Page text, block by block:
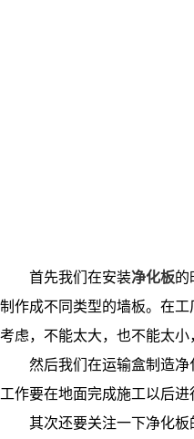
首先我们在安装净化板的
制作成不同类型的墙板。在
考虑，不能太大，也不能太小
然后我们在运输盒制造
工作要在地面完成施工以后进
其次还要关注一下净化